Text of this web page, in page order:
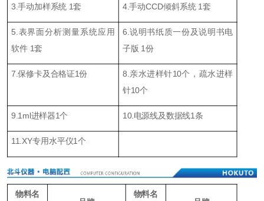
3.手动加样系统 1套 4.手动CCD倾斜系统1套
5.表界面分析测量系统应用
软件 1套
6.说明书纸质一份及说明书电
子版 1份
7.保修卡及合格证1份 8.亲水进样针10个，疏水进样
针10个
9.1ml进样器1个 10. 电源线及数据线1条
11.XY专用水平仪1个
物料名 物料名